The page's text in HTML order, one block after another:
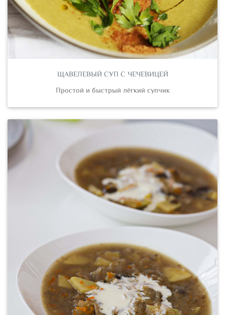
ЩАВЕЛЕВЫЙ СУП С ЧЕЧЕВИЦЕЙ
Простой и быстрый лёгкий супчик